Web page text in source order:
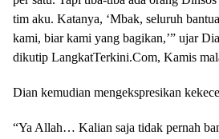
tim aku. Katanya, ‘Mbak, seluruh
kami, biar kami yang bagikan,’” ujar
dikutip LangkatTerkini.Com, Kamis
Dian kemudian mengekspresikan
“Ya Allah… Kalian saja tidak pernah